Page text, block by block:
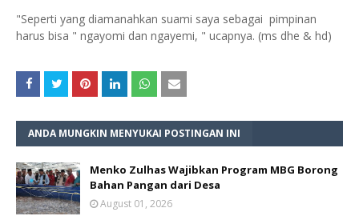
"Seperti yang diamanahkan suami saya sebagai pimpinan
harus bisa " ngayomi dan ngayemi, " ucapnya. (ms dhe & hd)
ANDA MUNGKIN MENYUKAI POSTINGAN INI
Menko Zulhas Wajibkan Program MBG Borong
Bahan Pangan dari Desa
August 01, 2026